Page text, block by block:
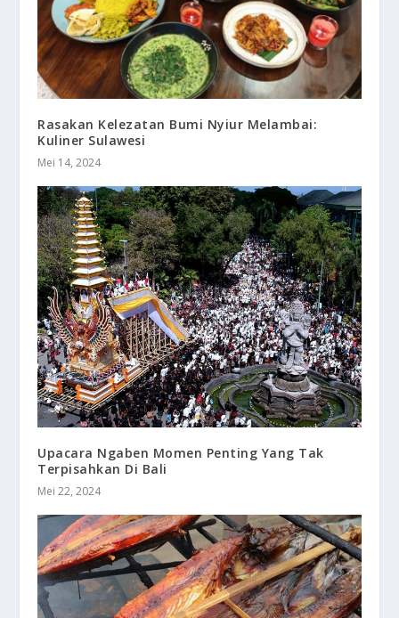
Rasakan Kelezatan Bumi Nyiur Melambai:
Kuliner Sulawesi
Mei 14, 2024
Upacara Ngaben Momen Penting Yang Tak
Terpisahkan Di Bali
Mei 22, 2024